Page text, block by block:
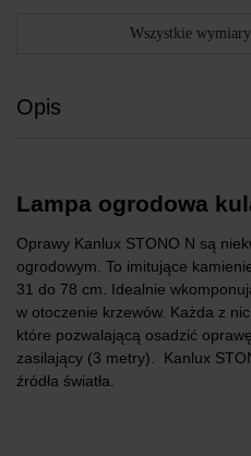
Wszystkie
Opis
Lampa ogrodowa
Oprawy Kanlux STONO N są
ogrodowym. To imitujące
31 do 78 cm. Idealnie
w otoczenie krzewów. Każda z
które pozwalającą osadzić
zasilający (3 metry). Kanlux
źródła światła.